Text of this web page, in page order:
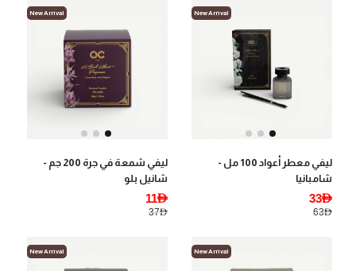
New Arrival
ليفي معطر أعواد 100 مل -
شامبانيا
33AED
63AED
New Arrival
ليفي شمعة في جرة 200 جم -
شانيل بلو
11AED
37AED
New Arrival
New Arrival